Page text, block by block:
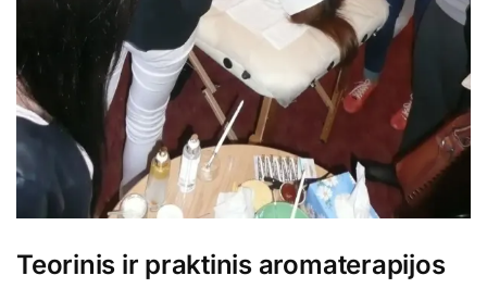
Teorinis ir praktinis aromaterapijos